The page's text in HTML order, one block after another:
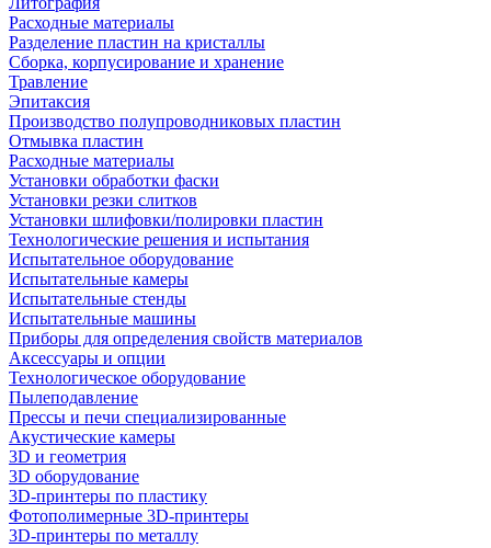
Расходные материалы
Разделение пластин на кристаллы
Сборка, корпусирование и хранение
Травление
Эпитаксия
Производство полупроводниковых пластин
Отмывка пластин
Расходные материалы
Установки обработки фаски
Установки резки слитков
Установки шлифовки/полировки пластин
Технологические решения и испытания
Испытательное оборудование
Испытательные камеры
Испытательные стенды
Испытательные машины
Приборы для определения свойств материалов
Аксессуары и опции
Технологическое оборудование
Пылеподавление
Прессы и печи специализированные
Акустические камеры
3D и геометрия
3D оборудование
3D-принтеры по пластику
Фотополимерные 3D-принтеры
3D-принтеры по металлу